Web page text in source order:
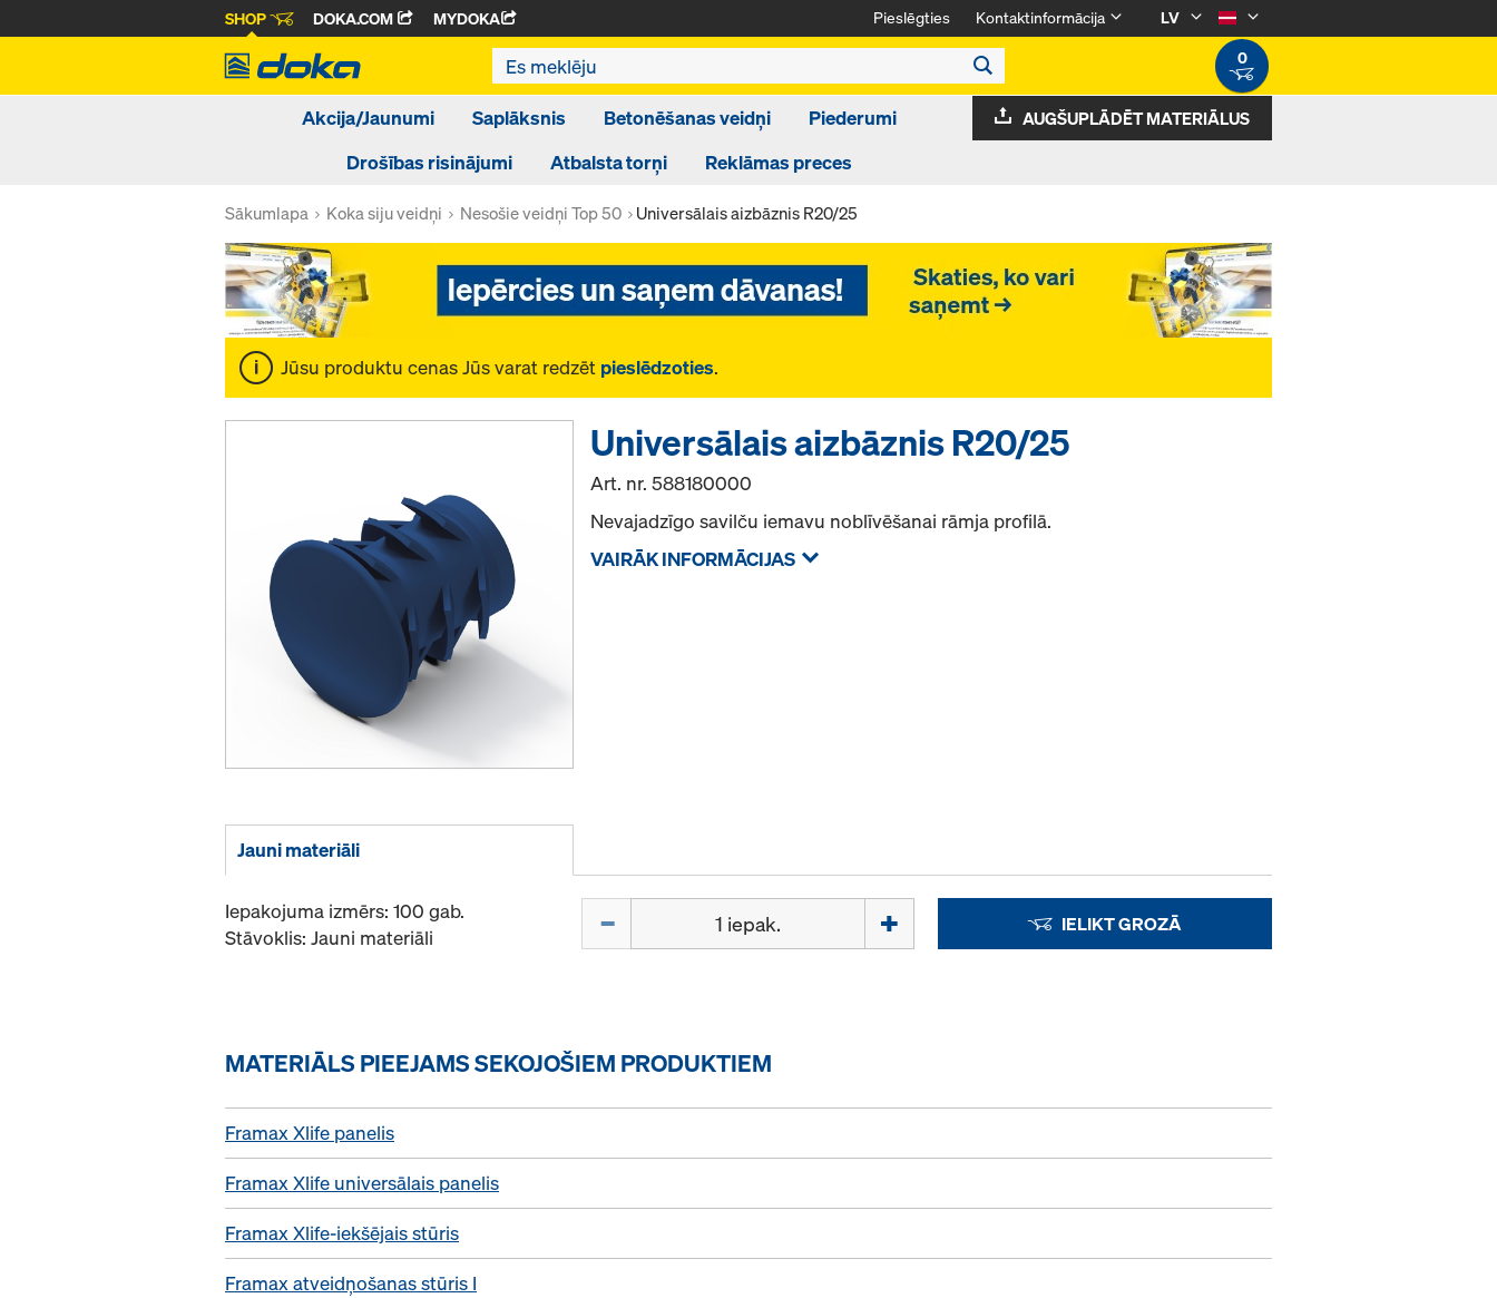
SHOP DOKA.COM MYDOKA Pieslēgties Kontaktinformācija
LV
0
Akcija/Jaunumi Saplāksnis Betonēšanas veidņi
Piederumi
Drošības risinājumi
Atbalsta torņi Reklāmas preces
AUGŠUPLĀDĒT MATERIĀLUS
Sākumlapa Koka siju veidņi Nesošie veidņi Top 50 Universālais aizbāznis R20/25
Jūsu produktu cenas Jūs varat redzēt pieslēdzoties.
Universālais aizbāznis R20/25
Art. nr.588180000
Nevajadzīgo savilču iemavu noblīvēšanai rāmja profilā.
VAIRĀK INFORMĀCIJAS
Jauni materiāli
Iepakojuma izmērs: 100 gab.
Stāvoklis: Jauni materiāli
IELIKT GROZĀ
MATERIĀLS PIEEJAMS SEKOJOŠIEM PRODUKTIEM
Framax Xlife panelis
Framax Xlife universālais panelis
Framax Xlife-iekšējais stūris
Framax atveidņošanas stūris I